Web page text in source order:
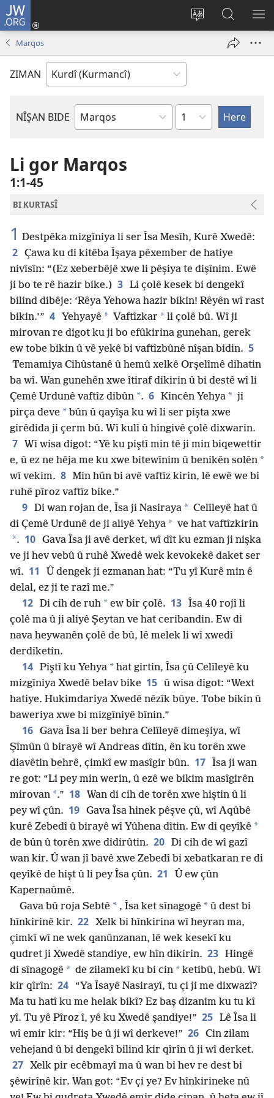
JW.ORG
Zimanê
malperê
biguherîne
Têkeve
(opens
Lêgerîna
JW.ORG
Marqos
ZIMAN
NÎŞAN BIDE
Bible
Beş
Li gor Marqos
1:1-45
BI KURTASÎ
1 Destpêka mizgîniya li ser Îsa Mesîh, Kurê Xwedê:
2 Çawa ku di kitêba Îşaya pêxember de hatiye
nivîsîn: “(Ez xeberbêjê xwe li pêşiya te dişînim. Ewê
ji bo te rê hazir bike.) 3 Li çolê kesek bi dengekî
bilind dibêje: ‘Rêya Yehowa hazir bikin! Rêyên wî rast
bikin.’” 4 Yehyayê * Vaftîzkar * li çolê bû. Wî ji
mirovan re digot ku ji bo efûkirina gunehan, gerek
ew tobe bikin û vê yekê bi vaftîzbûnê nîşan bidin. 5
Temamiya Cihûstanê û hemû xelkê Orşelîmê dihatin
ba wî. Wan gunehên xwe îtiraf dikirin û bi destê wî li
Çemê Urdunê vaftîz dibûn *. 6 Kincên Yehya * ji
pirça deve * bûn û qayîşa ku wî li ser pişta xwe
girêdida ji çerm bû. Wî kulî û hingivê çolê dixwarin.
7 Wî wisa digot: “Yê ku piştî min tê ji min biqewettir
e, û ez ne hêja me ku xwe bitewînim û benikên solên *
wî vekim. 8 Min hûn bi avê vaftîz kirin, lê ewê we bi
ruhê pîroz vaftîz bike.”
9 Di wan rojan de, Îsa ji Nasiraya * Celîleyê hat û
di Çemê Urdunê de ji aliyê Yehya * ve hat vaftîzkirin
*. 10 Gava Îsa ji avê derket, wî dît ku ezman ji nişka
ve ji hev vebû û ruhê Xwedê wek kevokekê daket ser
wî. 11
Û dengek ji ezmanan hat: “Tu yî Kurê min ê
delal, ez ji te razî me.”
12 Di cih de ruh * ew bir çolê. 13 Îsa 40 rojî li
çolê ma û ji aliyê Şeytan ve hat ceribandin. Ew di
nava heywanên çolê de bû, lê melek li wî xwedî
derdiketin.
14 Piştî ku Yehya * hat girtin, Îsa çû Celîleyê ku
mizgîniya Xwedê belav bike 15 û wisa digot: “Wext
hatiye. Hukimdariya Xwedê nêzîk bûye. Tobe bikin û
baweriya xwe bi mizgîniyê bînin.”
16 Gava Îsa li ber behra Celîleyê dimeşiya, wî
Şîmûn û birayê wî Andreas dîtin, ên ku torên xwe
diavêtin behrê, çimkî ew masîgir bûn. 17 Îsa ji wan
re got: “Li pey min werin, û ezê we bikim masîgirên
mirovan *.” 18 Wan di cih de torên xwe hiştin û li
pey wî çûn. 19 Gava Îsa hinek pêşve çû, wî Aqûbê
kurê Zebedî û birayê wî Yûhena dîtin. Ew di qeyîkê *
de bûn û torên xwe didirûtin. 20 Di cih de wî gazî
wan kir. Û wan jî bavê xwe Zebedî bi xebatkaran re di
qeyîkê de hişt û li pey Îsa çûn. 21
Û ew çûn
Kapernaûmê.
Gava bû roja Sebtê * , Îsa ket sînagogê * û dest bi
hînkirinê kir. 22 Xelk bi hînkirina wî heyran ma,
çimkî wî ne wek qanûnzanan, lê wek kesekî ku
qudret ji Xwedê standiye, ew hîn dikirin. 23 Hingê
di sînagogê * de zilamekî ku bi cin * ketibû, hebû. Wî
kir qîrîn: 24
“Ya Îsayê Nasirayî, tu çi ji me dixwazî?
Ma tu hatî ku me helak bikî? Ez baş dizanim ku tu kî
yî. Tu yê Pîroz î, yê ku Xwedê şandiye!” 25 Lê Îsa li
wî emir kir: “Hiş be û ji wî derkeve!” 26 Cin zilam
vehejand û bi dengekî bilind kir qîrîn û ji wî derket.
27 Xelk pir ecêbmayî ma û wan bi hev re dest bi
şêwirînê kir. Wan got: “Ev çi ye? Ev hînkirineke nû